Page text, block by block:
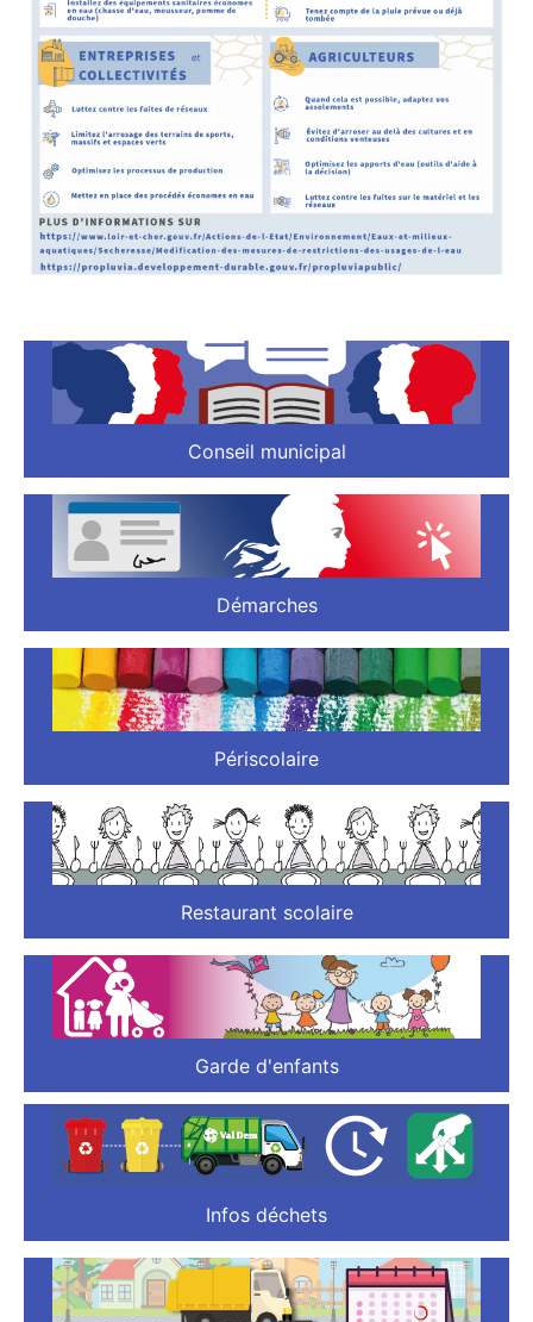
Conseil municipal
Démarches
Périscolaire
Restaurant scolaire
Garde d'enfants
Infos déchets